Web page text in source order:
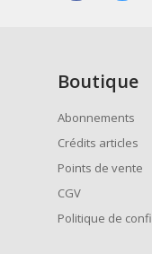
Boutique
Abonnements
Crédits articles
Points de vente
CGV
Politique de